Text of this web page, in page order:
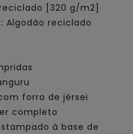
[320 g/m2]
Algodão reciclado
forro de jérsei
completo
à base de